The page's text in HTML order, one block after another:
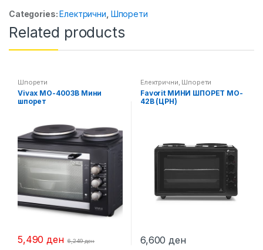
Categories:Електрични Шпорети
Related products
Шпорети
Vivax MO-4003B Мини
шпорет
5,490ден 6,249ден
Електрични, Шпорети
Favorit МИНИ ШПОРЕТ MO-
42B (ЦРН)
6,600ден